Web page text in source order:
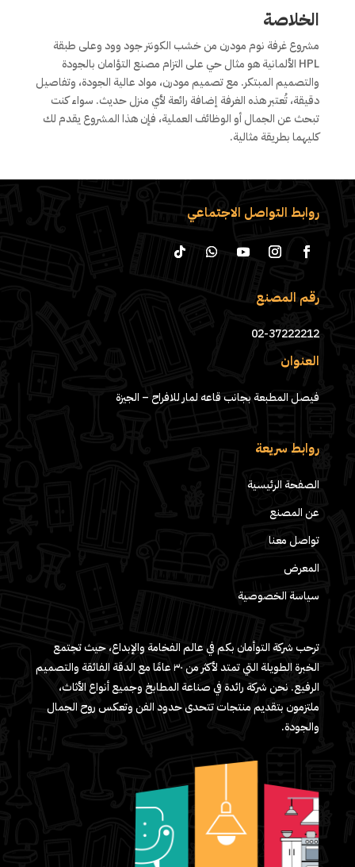
الخلاصة
مشروع غرفة نوم مودرن من خشب الكونتر جود وود وعلى طبقة
HPL الألمانية هو مثال حي على التزام مصنع التؤامان بالجودة
والتصميم المبتكر. مع تصميم مودرن، مواد عالية الجودة، وتفاصيل
دقيقة، تُعتبر هذه الغرفة إضافة رائعة لأي منزل حديث. سواء كنت
تبحث عن الجمال أو الوظائف العملية، فإن هذا المشروع يقدم لك
كليهما بطريقة مثالية.
روابط التواصل الاجتماعي
رقم المصنع
02-37222212
العنوان
فيصل المطبعة بجانب قاعه لمار للافراح – الجيزة
روابط سريعة
الصفحة الرئيسية
عن المصنع
تواصل معنا
المعرض
سياسة الخصوصية
ترحب شركة التوأمان بكم في عالم الفخامة والإبداع، حيث تجتمع
الخبرة الطويلة التي تمتد لأكثر من ٣٠ عامًا مع الدقة الفائقة والتصميم
الرفيع. نحن شركة رائدة في صناعة المطابخ وجميع أنواع الأثاث،
ملتزمون بتقديم منتجات تتحدى حدود الفن وتعكس روح الجمال
والجودة.